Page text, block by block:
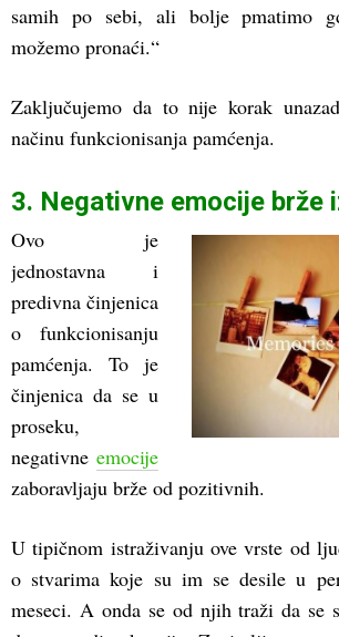
samih po sebi, ali bolje pmatimo
možemo pronaći.“
Zaključujemo da to nije korak
načinu funkcionisanja pamćenja.
3. Negativne emocije brže
Ovo je
jednostavna i
predivna činjenica
o funkcionisanju
pamćenja. To je
činjenica da se u
proseku,
negativne emocije
zaboravljaju brže od pozitivnih.
U tipičnom istraživanju ove vrste od
o stvarima koje su im se desile u
meseci. A onda se od njih traži da se